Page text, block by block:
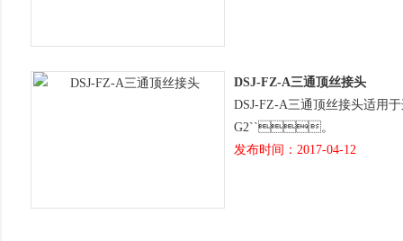
DSJ-FZ-A三通顶丝接头
DSJ-FZ-A三通顶丝接头适用于连
G2``。
发布时间：2017-04-12